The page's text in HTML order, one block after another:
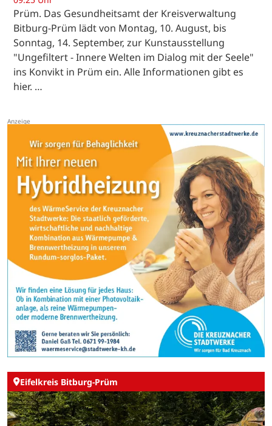
Prüm. Das Gesundheitsamt der Kreisverwaltung
Bitburg-Prüm lädt von Montag, 10. August, bis
Sonntag, 14. September, zur Kunstausstellung
"Ungefiltert - Innere Welten im Dialog mit der Seele"
ins Konvikt in Prüm ein. Alle Informationen gibt es
hier. …
Eifelkreis Bitburg-Prüm